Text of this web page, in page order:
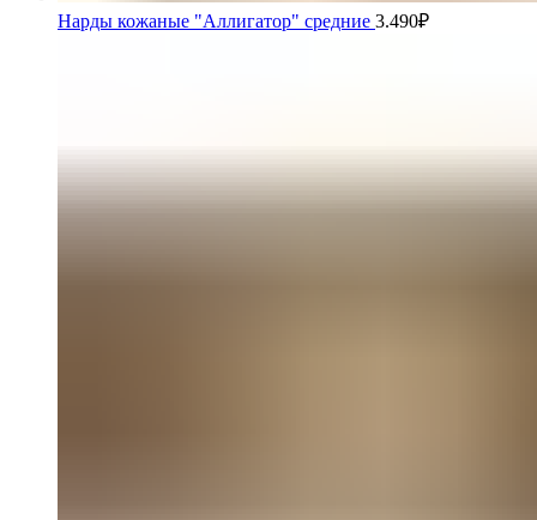
Нарды кожаные "Аллигатор" средние 3.490₽